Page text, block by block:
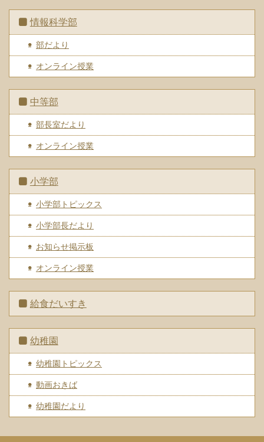
情報科学部
部だより
オンライン授業
中等部
部長室だより
オンライン授業
小学部
小学部トピックス
小学部長だより
お知らせ掲示板
オンライン授業
給食だいすき
幼稚園
幼稚園トピックス
動画おきば
幼稚園だより